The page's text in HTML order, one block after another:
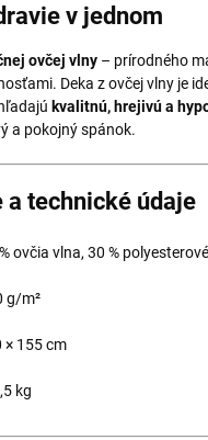
v jednom
ovčej vlny – prírodného
Deka z ovčej vlny je
kvalitnú, hrejivú a
a pokojný spánok.
a technické údaje
ovčia vlna, 30 %
g/m²
× 155 cm
kg